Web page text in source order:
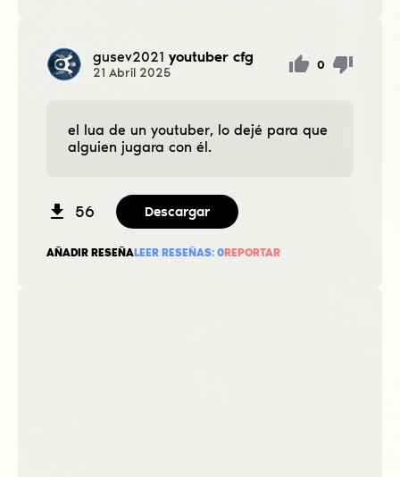
gusev2021 youtuber cfg
21 Abril 2025
0
el lua de un youtuber, lo dejé para que
alguien jugara con él.
56 Descargar
AÑADIR RESEÑALEER RESEÑAS: 0REPORTAR